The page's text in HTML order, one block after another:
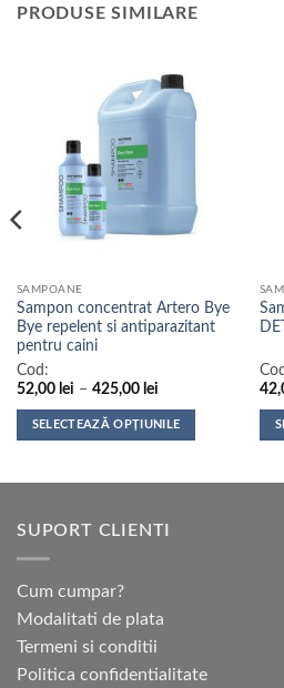
PRODUSE SIMILARE
SAMPOANE
Sampon concentrat Artero Bye
Bye repelent si antiparazitant
pentru caini
Cod:
52,00 lei – 425,00 leiInterval
prețuri:
52,00 lei
SELECTEAZĂ OPȚIUNILE
mai
Opțiunile
pot
fi
în
SUPORT CLIENTI
Cum cumpar?
Modalitati de plata
Termeni si conditii
Politica confidentialitate